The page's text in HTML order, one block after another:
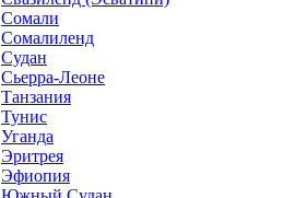
Сомали
Сомалиленд
Судан
Сьерра-Леоне
Танзания
Тунис
Уганда
Эритрея
Эфиопия